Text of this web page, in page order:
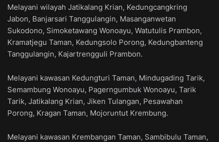
Melayani wilayah Jatikalang Krian, Kedungcangkring
Jabon, Banjarsari Tanggulangin, Masanganwetan
Sukodono, Simoketawang Wonoayu, Watutulis Prambon,
Kramatjegu Taman, Kedungsolo Porong, Kedungbanteng
Tanggulangin, Kajartrengguli Prambon.
Melayani kawasan Kedungturi Taman, Mindugading Tarik,
Semambung Wonoayu, Pagerngumbuk Wonoayu, Tarik
Tarik, Jatikalang Krian, Jiken Tulangan, Pesawahan
Porong, Kragan Taman, Mojoruntut Krembung.
Melayani kawasan Krembangan Taman, Sambibulu Taman,